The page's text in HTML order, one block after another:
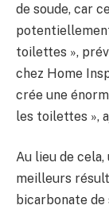
de soude, car
toilettes »,
chez Home
crée une
les toilettes »,
Au lieu de
meilleurs
bicarbonate de